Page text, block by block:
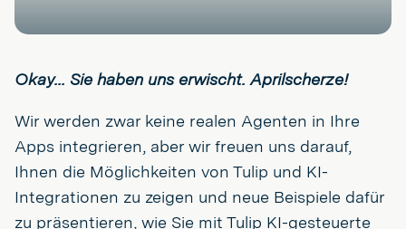
Okay... Sie haben uns erwischt. Aprilscherze!
Wir werden zwar keine realen Agenten in Ihre
Apps integrieren, aber wir freuen uns darauf,
Ihnen die Möglichkeiten von Tulip und KI-
Integrationen zu zeigen und neue Beispiele dafür
zu präsentieren, wie Sie mit Tulip KI-gesteuerte